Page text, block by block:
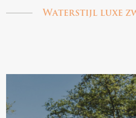
Waterstijl luxe